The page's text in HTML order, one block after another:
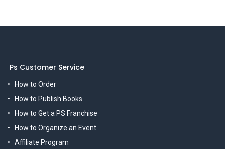
Ps Customer Service
How to Order
How to Publish Books
How to Get a PS Franchise
How to Organize an Event
Affiliate Program